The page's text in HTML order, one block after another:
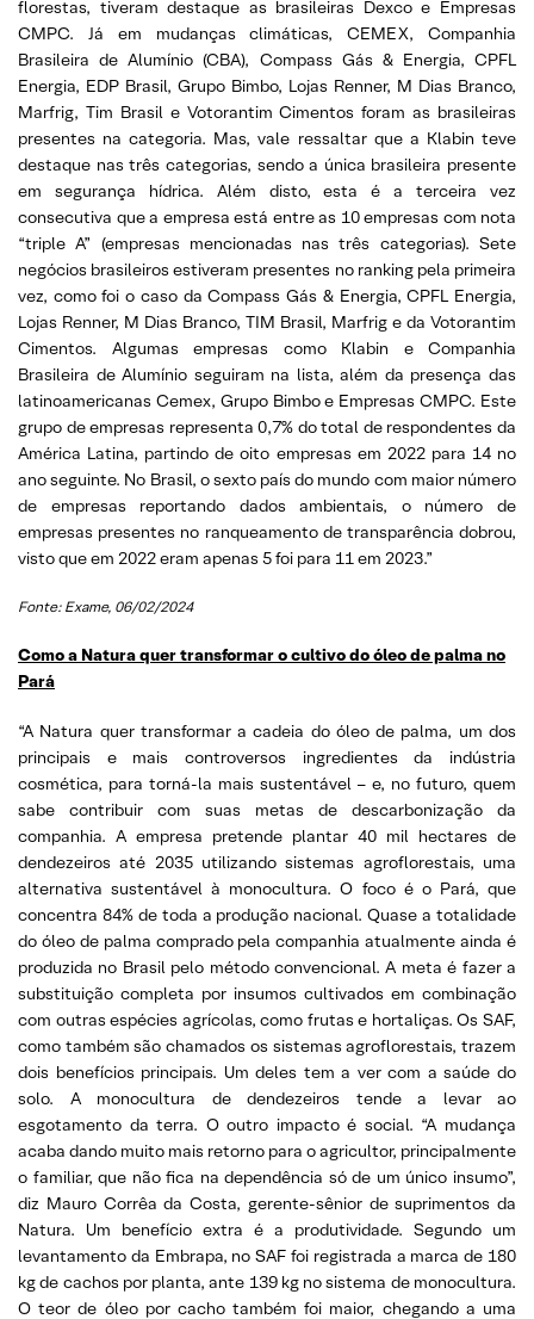
florestas, tiveram destaque as brasileiras Dexco e Empresas
CMPC. Já em mudanças climáticas, CEMEX, Companhia
Brasileira de Alumínio (CBA), Compass Gás & Energia, CPFL
Energia, EDP Brasil, Grupo Bimbo, Lojas Renner, M Dias Branco,
Marfrig, Tim Brasil e Votorantim Cimentos foram as brasileiras
presentes na categoria. Mas, vale ressaltar que a Klabin teve
destaque nas três categorias, sendo a única brasileira presente
em segurança hídrica. Além disto, esta é a terceira vez
consecutiva que a empresa está entre as 10 empresas com nota
“triple A” (empresas mencionadas nas três categorias). Sete
negócios brasileiros estiveram presentes no ranking pela primeira
vez, como foi o caso da Compass Gás & Energia, CPFL Energia,
Lojas Renner, M Dias Branco, TIM Brasil, Marfrig e da Votorantim
Cimentos. Algumas empresas como Klabin e Companhia
Brasileira de Alumínio seguiram na lista, além da presença das
latinoamericanas Cemex, Grupo Bimbo e Empresas CMPC. Este
grupo de empresas representa 0,7% do total de respondentes da
América Latina, partindo de oito empresas em 2022 para 14 no
ano seguinte. No Brasil, o sexto país do mundo com maior número
de empresas reportando dados ambientais, o número de
empresas presentes no ranqueamento de transparência dobrou,
visto que em 2022 eram apenas 5 foi para 11 em 2023.”
Fonte: Exame, 06/02/2024
Como a Natura quer transformar o cultivo do óleo de palma no
Pará
“A Natura quer transformar a cadeia do óleo de palma, um dos
principais e mais controversos ingredientes da indústria
cosmética, para torná-la mais sustentável – e, no futuro, quem
sabe contribuir com suas metas de descarbonização da
companhia. A empresa pretende plantar 40 mil hectares de
dendezeiros até 2035 utilizando sistemas agroflorestais, uma
alternativa sustentável à monocultura. O foco é o Pará, que
concentra 84% de toda a produção nacional. Quase a totalidade
do óleo de palma comprado pela companhia atualmente ainda é
produzida no Brasil pelo método convencional. A meta é fazer a
substituição completa por insumos cultivados em combinação
com outras espécies agrícolas, como frutas e hortaliças. Os SAF,
como também são chamados os sistemas agroflorestais, trazem
dois benefícios principais. Um deles tem a ver com a saúde do
solo. A monocultura de dendezeiros tende a levar ao
esgotamento da terra. O outro impacto é social. “A mudança
acaba dando muito mais retorno para o agricultor, principalmente
o familiar, que não fica na dependência só de um único insumo”,
diz Mauro Corrêa da Costa, gerente-sênior de suprimentos da
Natura. Um benefício extra é a produtividade. Segundo um
levantamento da Embrapa, no SAF foi registrada a marca de 180
kg de cachos por planta, ante 139 kg no sistema de monocultura.
O teor de óleo por cacho também foi maior, chegando a uma